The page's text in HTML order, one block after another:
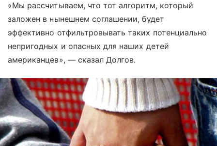
«Мы рассчитываем, что тот алгоритм, который
заложен в нынешнем соглашении, будет
эффективно отфильтровывать таких потенциально
непригодных и опасных для наших детей
американцев», — сказал Долгов.